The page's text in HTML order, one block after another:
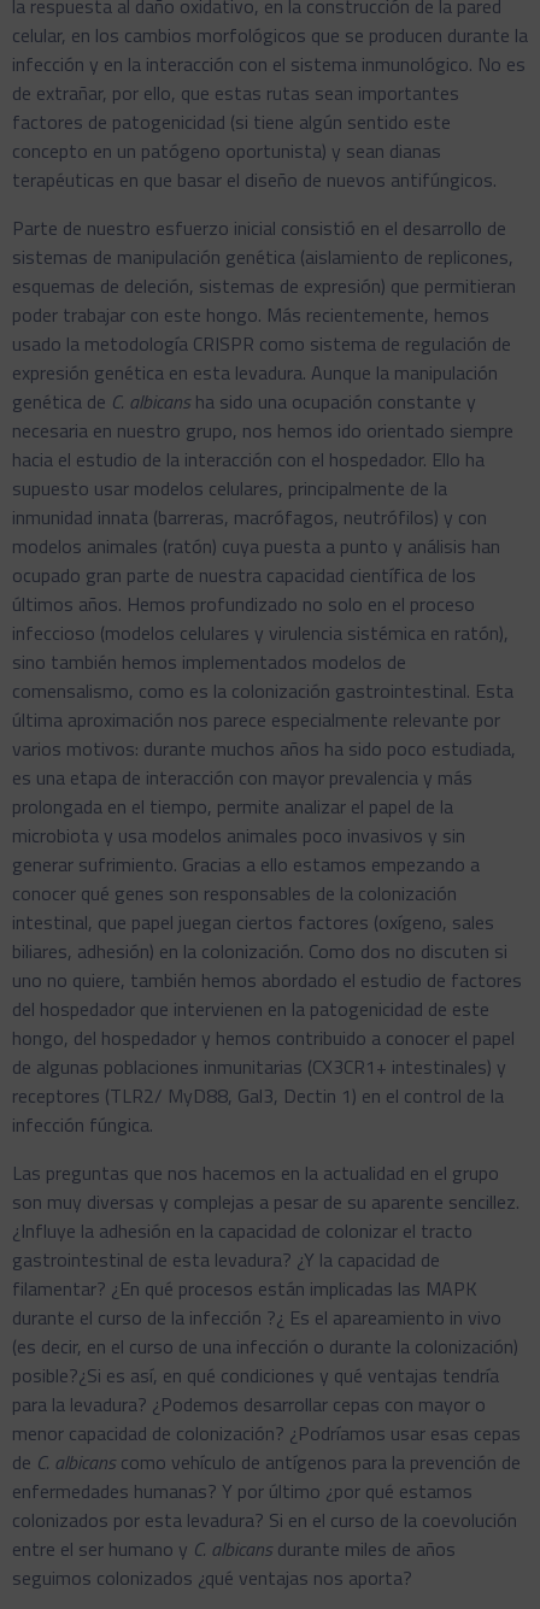
la respuesta al daño oxidativo, en la construcción de la pared
celular, en los cambios morfológicos que se producen durante la
infección y en la interacción con el sistema inmunológico. No es
de extrañar, por ello, que estas rutas sean importantes
factores de patogenicidad (si tiene algún sentido este
concepto en un patógeno oportunista) y sean dianas
terapéuticas en que basar el diseño de nuevos antifúngicos.
Parte de nuestro esfuerzo inicial consistió en el desarrollo de
sistemas de manipulación genética (aislamiento de replicones,
esquemas de deleción, sistemas de expresión) que permitieran
poder trabajar con este hongo. Más recientemente, hemos
usado la metodología CRISPR como sistema de regulación de
expresión genética en esta levadura. Aunque la manipulación
genética de C. albicans ha sido una ocupación constante y
necesaria en nuestro grupo, nos hemos ido orientado siempre
hacia el estudio de la interacción con el hospedador. Ello ha
supuesto usar modelos celulares, principalmente de la
inmunidad innata (barreras, macrófagos, neutrófilos) y con
modelos animales (ratón) cuya puesta a punto y análisis han
ocupado gran parte de nuestra capacidad científica de los
últimos años. Hemos profundizado no solo en el proceso
infeccioso (modelos celulares y virulencia sistémica en ratón),
sino también hemos implementados modelos de
comensalismo, como es la colonización gastrointestinal. Esta
última aproximación nos parece especialmente relevante por
varios motivos: durante muchos años ha sido poco estudiada,
es una etapa de interacción con mayor prevalencia y más
prolongada en el tiempo, permite analizar el papel de la
microbiota y usa modelos animales poco invasivos y sin
generar sufrimiento. Gracias a ello estamos empezando a
conocer qué genes son responsables de la colonización
intestinal, que papel juegan ciertos factores (oxígeno, sales
biliares, adhesión) en la colonización. Como dos no discuten si
uno no quiere, también hemos abordado el estudio de factores
del hospedador que intervienen en la patogenicidad de este
hongo, del hospedador y hemos contribuido a conocer el papel
de algunas poblaciones inmunitarias (CX3CR1+ intestinales) y
receptores (TLR2/ MyD88, Gal3, Dectin 1) en el control de la
infección fúngica.
Las preguntas que nos hacemos en la actualidad en el grupo
son muy diversas y complejas a pesar de su aparente sencillez.
¿Influye la adhesión en la capacidad de colonizar el tracto
gastrointestinal de esta levadura? ¿Y la capacidad de
filamentar? ¿En qué procesos están implicadas las MAPK
durante el curso de la infección ?¿ Es el apareamiento in vivo
(es decir, en el curso de una infección o durante la colonización)
posible?¿Si es así, en qué condiciones y qué ventajas tendría
para la levadura? ¿Podemos desarrollar cepas con mayor o
menor capacidad de colonización? ¿Podríamos usar esas cepas
de C. albicans como vehículo de antígenos para la prevención de
enfermedades humanas? Y por último ¿por qué estamos
colonizados por esta levadura? Si en el curso de la coevolución
entre el ser humano y C. albicans durante miles de años
seguimos colonizados ¿qué ventajas nos aporta?